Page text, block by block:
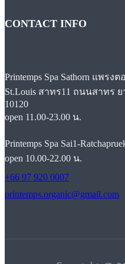
CONTACT INFO
Printemps Spa Sathorn แพรง
St.Louis สาทร11 ถนนสาทร
10120
open 11.00-23.00 น.
Printemps Spa Sai1-
open 10.00-22.00 น.
+66 97 920 0007
printemps.organic@gmail.com